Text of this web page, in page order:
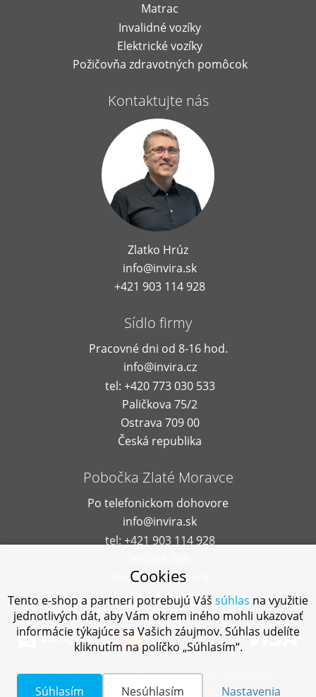
Matrac
Invalidné vozíky
Elektrické vozíky
Požičovňa zdravotných pomôcok
Kontaktujte nás
Zlatko Hrúz
info@invira.sk
+421 903 114 928
Sídlo firmy
Pracovné dni od 8-16 hod.
info@invira.cz
tel: +420 773 030 533
Paličkova 75/2
Ostrava 709 00
Česká republika
Pobočka Zlaté Moravce
Po telefonickom dohovore
info@invira.sk
tel: +421 903 114 928
okr. Zlaté Moravce
Slovenská republika
2026 © Invira - Predaj a prenájom zdravotnej
techniky a kompenzačných pomôcok
Cookies
Tento e-shop a partneri potrebujú Váš súhlas na využitie
jednotlivých dát, aby Vám okrem iného mohli ukazovať
informácie týkajúce sa Vašich záujmov. Súhlas udelíte
kliknutím na políčko „Súhlasím“.
Súhlasím Nesúhlasím Nastavenia